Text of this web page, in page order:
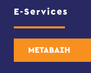
E-Services
ΜΕΤΑΒΑΣΗ